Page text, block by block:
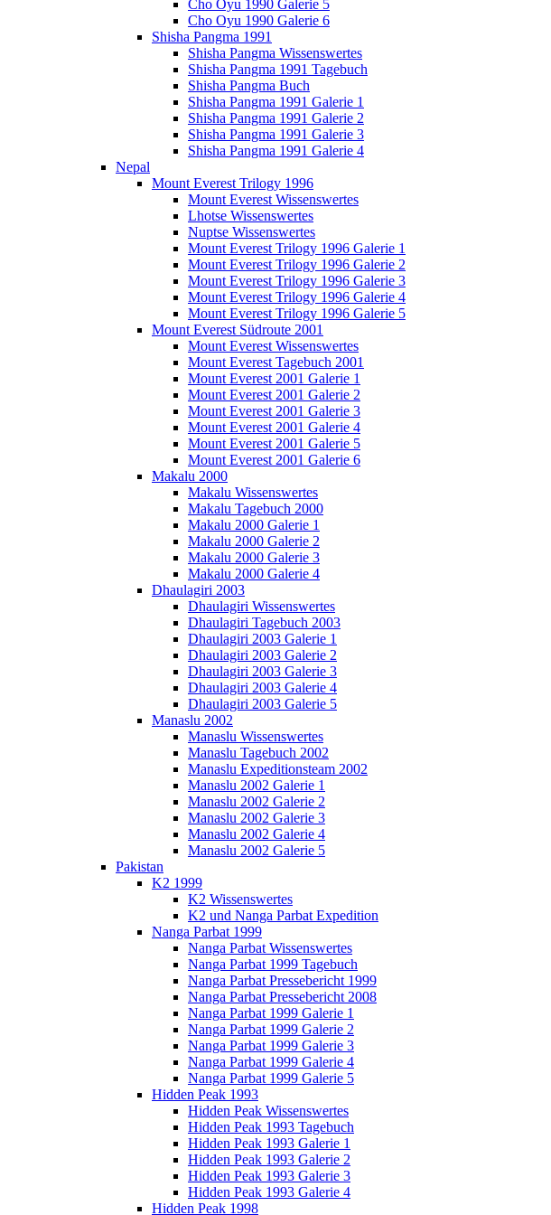
Cho Oyu 1990 Galerie 5
Cho Oyu 1990 Galerie 6
Shisha Pangma 1991
Shisha Pangma Wissenswertes
Shisha Pangma 1991 Tagebuch
Shisha Pangma Buch
Shisha Pangma 1991 Galerie 1
Shisha Pangma 1991 Galerie 2
Shisha Pangma 1991 Galerie 3
Shisha Pangma 1991 Galerie 4
Nepal
Mount Everest Trilogy 1996
Mount Everest Wissenswertes
Lhotse Wissenswertes
Nuptse Wissenswertes
Mount Everest Trilogy 1996 Galerie 1
Mount Everest Trilogy 1996 Galerie 2
Mount Everest Trilogy 1996 Galerie 3
Mount Everest Trilogy 1996 Galerie 4
Mount Everest Trilogy 1996 Galerie 5
Mount Everest Südroute 2001
Mount Everest Wissenswertes
Mount Everest Tagebuch 2001
Mount Everest 2001 Galerie 1
Mount Everest 2001 Galerie 2
Mount Everest 2001 Galerie 3
Mount Everest 2001 Galerie 4
Mount Everest 2001 Galerie 5
Mount Everest 2001 Galerie 6
Makalu 2000
Makalu Wissenswertes
Makalu Tagebuch 2000
Makalu 2000 Galerie 1
Makalu 2000 Galerie 2
Makalu 2000 Galerie 3
Makalu 2000 Galerie 4
Dhaulagiri 2003
Dhaulagiri Wissenswertes
Dhaulagiri Tagebuch 2003
Dhaulagiri 2003 Galerie 1
Dhaulagiri 2003 Galerie 2
Dhaulagiri 2003 Galerie 3
Dhaulagiri 2003 Galerie 4
Dhaulagiri 2003 Galerie 5
Manaslu 2002
Manaslu Wissenswertes
Manaslu Tagebuch 2002
Manaslu Expeditionsteam 2002
Manaslu 2002 Galerie 1
Manaslu 2002 Galerie 2
Manaslu 2002 Galerie 3
Manaslu 2002 Galerie 4
Manaslu 2002 Galerie 5
Pakistan
K2 1999
K2 Wissenswertes
K2 und Nanga Parbat Expedition
Nanga Parbat 1999
Nanga Parbat Wissenswertes
Nanga Parbat 1999 Tagebuch
Nanga Parbat Pressebericht 1999
Nanga Parbat Pressebericht 2008
Nanga Parbat 1999 Galerie 1
Nanga Parbat 1999 Galerie 2
Nanga Parbat 1999 Galerie 3
Nanga Parbat 1999 Galerie 4
Nanga Parbat 1999 Galerie 5
Hidden Peak 1993
Hidden Peak Wissenswertes
Hidden Peak 1993 Tagebuch
Hidden Peak 1993 Galerie 1
Hidden Peak 1993 Galerie 2
Hidden Peak 1993 Galerie 3
Hidden Peak 1993 Galerie 4
Hidden Peak 1998